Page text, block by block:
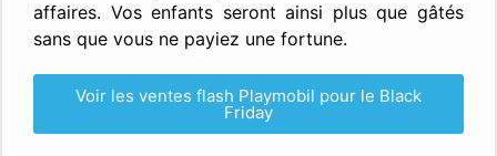
affaires. Vos enfants seront ainsi plus que gâtés
sans que vous ne payiez une fortune.
Voir les ventes flash Playmobil pour le Black
Friday